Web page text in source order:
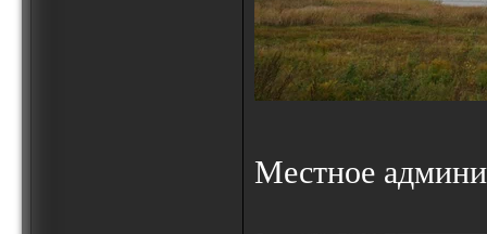
Местное